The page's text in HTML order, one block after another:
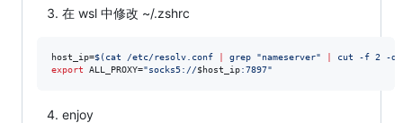
在 wsl 中修改 ~/.zshrc
host_ip=$(cat /etc/resolv.conf grep "nameserver" cut -f 2 -d
export ALL_PROXY="socks5://$host_ip:7897"
enjoy